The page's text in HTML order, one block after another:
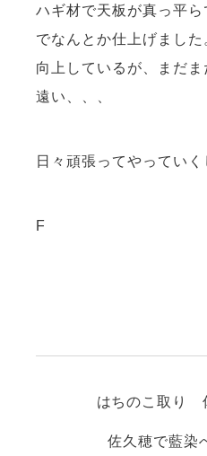
ハギ材で天板が真っ平
でなんとか仕上げまし
向上しているが、まだ
遠い、、、
日々頑張ってやっていく
F
はちのこ取り
佐久穂で藍染